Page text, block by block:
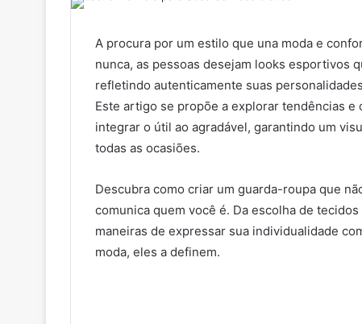
A procura por um estilo que una moda e
nunca, as pessoas desejam looks esportivos
refletindo autenticamente suas
Este artigo se propõe a explorar tendências
integrar o útil ao agradável, garantindo um
todas as ocasiões.
Descubra como criar um guarda-roupa que
comunica quem você é. Da escolha de
maneiras de expressar sua individualidade
moda, eles a definem.